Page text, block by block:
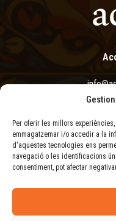
Per oferir les millors
emmagatzemar i/o accedir a la
d'aquestes tecnologies ens
navegació o les identificacions
consentiment, pot afectar
©